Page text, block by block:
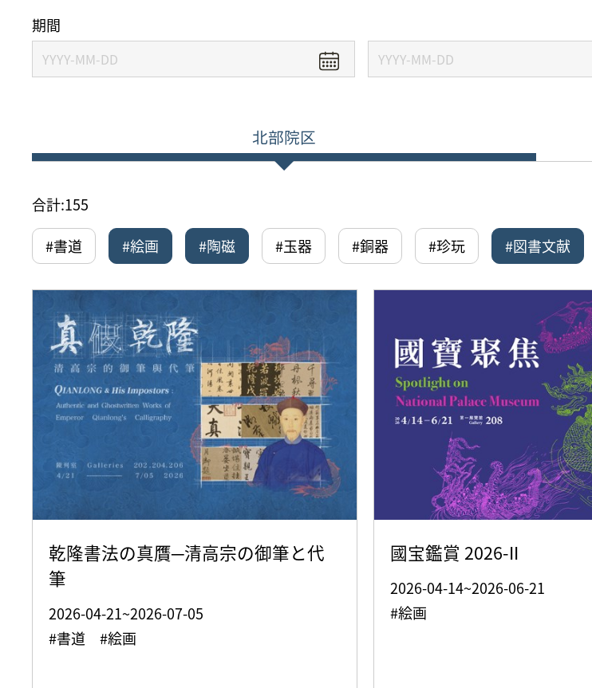
期間
北部院区
合計:155
#書道
#絵画 #陶磁 #玉器 #銅器 #珍玩 #図書文献
乾隆書法の真贋─清高宗の御筆と代
筆
2026-04-21~2026-07-05
#書道 #絵画
國宝鑑賞 2026-II
2026-04-14~2026-06-21
#絵画